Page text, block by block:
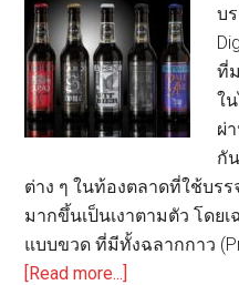
บ
ที่
ใ
ผ่
กั
ต่าง ๆ ในท้องตลาดที่ใช้บร
มากขึ้นเป็นเงาตามตัว โดย
แบบขวด ที่มีทั้งฉลากกาว
[Read more...]